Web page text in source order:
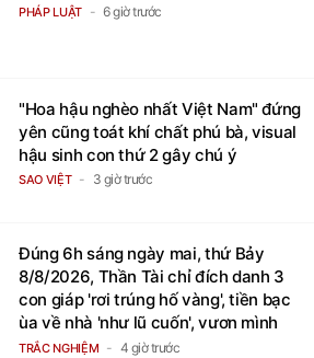
PHÁP LUẬT 6 giờ trước
"Hoa hậu nghèo nhất Việt Nam" đứng
yên cũng toát khí chất phú bà, visual
hậu sinh con thứ 2 gây chú ý
SAO VIỆT 3 giờ trước
Đúng 6h sáng ngày mai, thứ Bảy
8/8/2026, Thần Tài chỉ đích danh 3
con giáp 'rơi trúng hố vàng', tiền bạc
ùa về nhà 'như lũ cuốn', vươn mình
thành đại gia trong phút chốc
TRẮC NGHIỆM 4 giờ trước